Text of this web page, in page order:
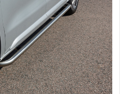
gekozen
worden
op
de
productpagina